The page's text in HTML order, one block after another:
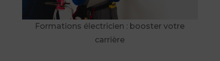
Formations électricien : booster votre
carrière